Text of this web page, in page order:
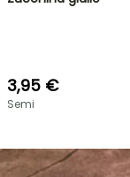
3,95 €
Semi